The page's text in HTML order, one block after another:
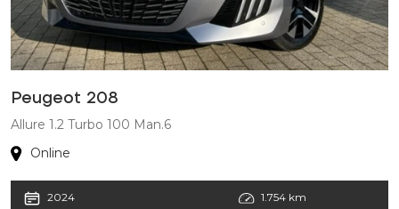
Peugeot 208
Allure 1.2 Turbo 100 Man.6
Online
2024
1.754 km